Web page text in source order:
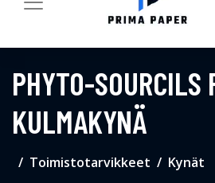
PHYTO-SOURCILS
KULMAKYNÄ
Toimistotarvikkeet Kynät